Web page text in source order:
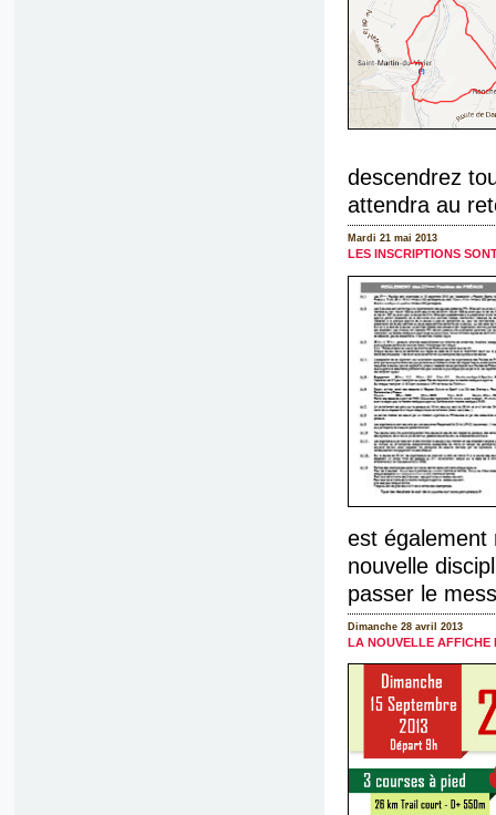
descendrez
attendra au
Mardi 21 mai 2013
LES INSCRIPTIONS
est également
nouvelle
passer le
Dimanche 28 avril 2013
LA NOUVELLE AFFICHE